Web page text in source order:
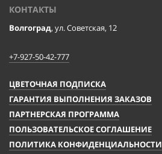
КОНТАКТЫ
Волгоград, ул. Советская, 12
+7-927-50-42-777
ЦВЕТОЧНАЯ ПОДПИСКА
ГАРАНТИЯ ВЫПОЛНЕНИЯ ЗАКАЗОВ
ПАРТНЕРСКАЯ ПРОГРАММА
ПОЛЬЗОВАТЕЛЬСКОЕ СОГЛАШЕНИЕ
ПОЛИТИКА КОНФИДЕНЦИАЛЬНОСТИ